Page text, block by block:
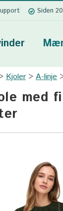
Siden
Kjoler A-linje
med